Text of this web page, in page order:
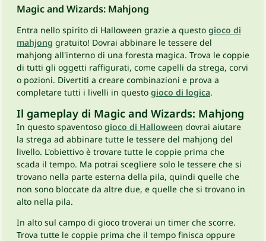
Magic and Wizards: Mahjong
Entra nello spirito di Halloween grazie a questo gioco di
mahjong gratuito! Dovrai abbinare le tessere del
mahjong all'interno di una foresta magica. Trova le coppie
di tutti gli oggetti raffigurati, come capelli da strega, corvi
o pozioni. Divertiti a creare combinazioni e prova a
completare tutti i livelli in questo gioco di logica.
Il gameplay di Magic and Wizards: Mahjong
In questo spaventoso gioco di Halloween dovrai aiutare
la strega ad abbinare tutte le tessere del mahjong del
livello. L'obiettivo è trovare tutte le coppie prima che
scada il tempo. Ma potrai scegliere solo le tessere che si
trovano nella parte esterna della pila, quindi quelle che
non sono bloccate da altre due, e quelle che si trovano in
alto nella pila.
In alto sul campo di gioco troverai un timer che scorre.
Trova tutte le coppie prima che il tempo finisca oppure